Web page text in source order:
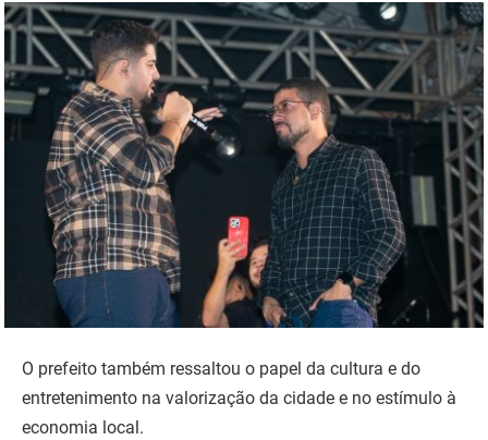
O prefeito também ressaltou o papel da cultura e do
entretenimento na valorização da cidade e no estímulo à
economia local.